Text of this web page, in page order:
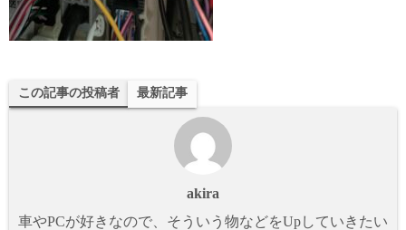
この記事の投稿者 最新記事
akira
車やPCが好きなので、そういう物などをUpしていきたい